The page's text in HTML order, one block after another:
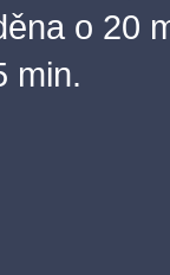
o 20
min.